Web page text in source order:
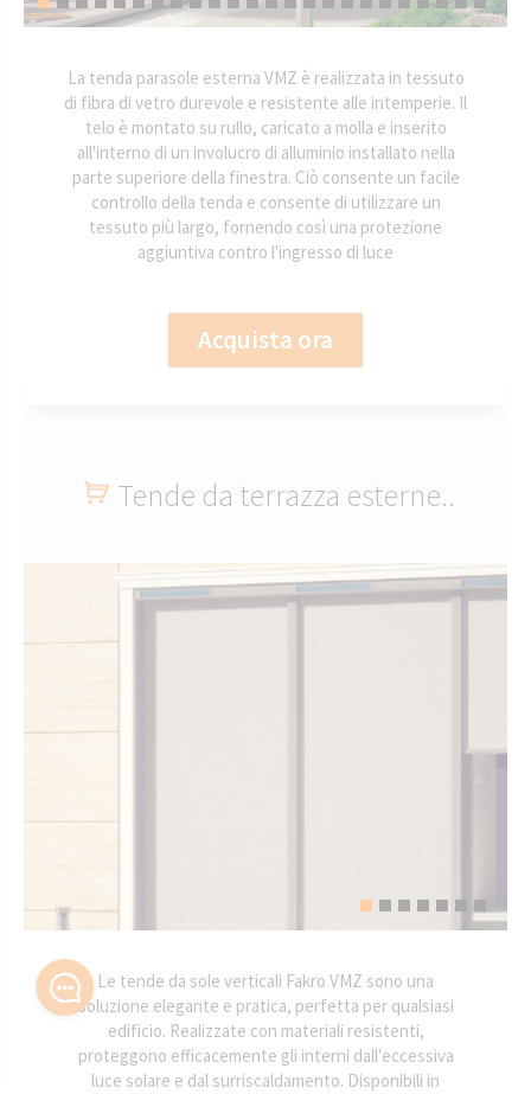
La tenda parasole esterna VMZ è realizzata in tessuto
di fibra di vetro durevole e resistente alle intemperie. Il
telo è montato su rullo, caricato a molla e inserito
all'interno di un involucro di alluminio installato nella
parte superiore della finestra. Ciò consente un facile
controllo della tenda e consente di utilizzare un
tessuto più largo, fornendo così una protezione
aggiuntiva contro l'ingresso di luce
Acquista ora
Tende da terrazza esterne..
Le tende da sole verticali Fakro VMZ sono una
soluzione elegante e pratica, perfetta per qualsiasi
edificio. Realizzate con materiali resistenti,
proteggono efficacemente gli interni dall'eccessiva
luce solare e dal surriscaldamento. Disponibili in